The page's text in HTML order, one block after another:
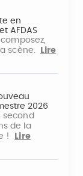
en
AFDAS
scène.
Lire
2026
second
de la
!
Lire